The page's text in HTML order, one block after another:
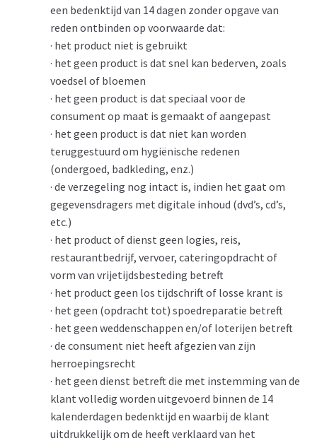
een bedenktijd van 14 dagen zonder opgave van
reden ontbinden op voorwaarde dat:
· het product niet is gebruikt
· het geen product is dat snel kan bederven, zoals
voedsel of bloemen
· het geen product is dat speciaal voor de
consument op maat is gemaakt of aangepast
· het geen product is dat niet kan worden
teruggestuurd om hygiënische redenen
(ondergoed, badkleding, enz.)
· de verzegeling nog intact is, indien het gaat om
gegevensdragers met digitale inhoud (dvd’s, cd’s,
etc.)
· het product of dienst geen logies, reis,
restaurantbedrijf, vervoer, cateringopdracht of
vorm van vrijetijdsbesteding betreft
· het product geen los tijdschrift of losse krant is
· het geen (opdracht tot) spoedreparatie betreft
· het geen weddenschappen en/of loterijen betreft
· de consument niet heeft afgezien van zijn
herroepingsrecht
· het geen dienst betreft die met instemming van de
klant volledig worden uitgevoerd binnen de 14
kalenderdagen bedenktijd en waarbij de klant
uitdrukkelijk om de heeft verklaard van het